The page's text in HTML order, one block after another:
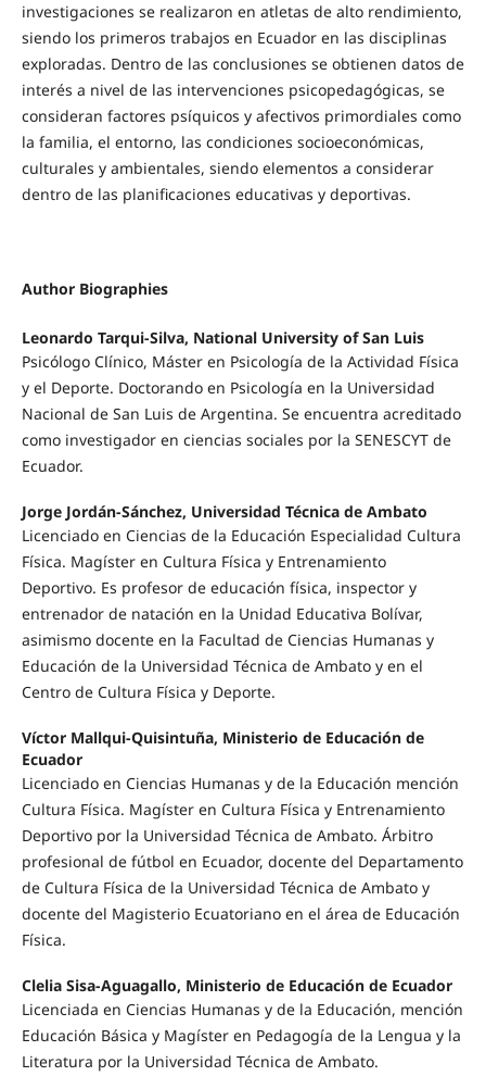
investigaciones se realizaron en atletas de alto rendimiento,
siendo los primeros trabajos en Ecuador en las disciplinas
exploradas. Dentro de las conclusiones se obtienen datos de
interés a nivel de las intervenciones psicopedagógicas, se
consideran factores psíquicos y afectivos primordiales como
la familia, el entorno, las condiciones socioeconómicas,
culturales y ambientales, siendo elementos a considerar
dentro de las planificaciones educativas y deportivas.
Author Biographies
Leonardo Tarqui-Silva, National University of San Luis
Psicólogo Clínico, Máster en Psicología de la Actividad Física
y el Deporte. Doctorando en Psicología en la Universidad
Nacional de San Luis de Argentina. Se encuentra acreditado
como investigador en ciencias sociales por la SENESCYT de
Ecuador.
Jorge Jordán-Sánchez, Universidad Técnica de Ambato
Licenciado en Ciencias de la Educación Especialidad Cultura
Física. Magíster en Cultura Física y Entrenamiento
Deportivo. Es profesor de educación física, inspector y
entrenador de natación en la Unidad Educativa Bolívar,
asimismo docente en la Facultad de Ciencias Humanas y
Educación de la Universidad Técnica de Ambato y en el
Centro de Cultura Física y Deporte.
Víctor Mallqui-Quisintuña, Ministerio de Educación de
Ecuador
Licenciado en Ciencias Humanas y de la Educación mención
Cultura Física. Magíster en Cultura Física y Entrenamiento
Deportivo por la Universidad Técnica de Ambato. Árbitro
profesional de fútbol en Ecuador, docente del Departamento
de Cultura Física de la Universidad Técnica de Ambato y
docente del Magisterio Ecuatoriano en el área de Educación
Física.
Clelia Sisa-Aguagallo, Ministerio de Educación de Ecuador
Licenciada en Ciencias Humanas y de la Educación, mención
Educación Básica y Magíster en Pedagogía de la Lengua y la
Literatura por la Universidad Técnica de Ambato.